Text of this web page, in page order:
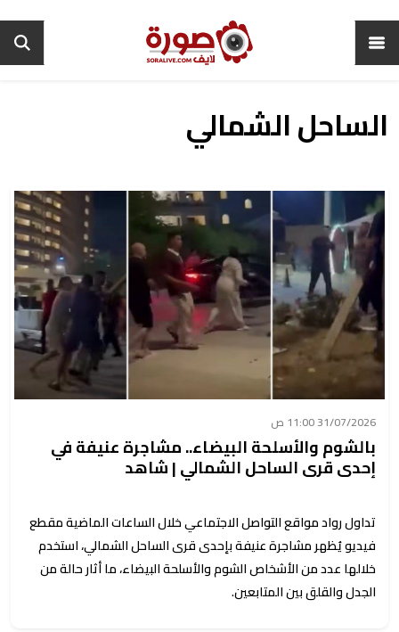
الساحل الشمالي
31/07/2026 11:00 ص
بالشوم والأسلحة البيضاء.. مشاجرة عنيفة في
إحدى قرى الساحل الشمالي | شاهد
تداول رواد مواقع التواصل الاجتماعي خلال الساعات الماضية مقطع
فيديو يُظهر مشاجرة عنيفة بإحدى قرى الساحل الشمالي، استخدم
خلالها عدد من الأشخاص الشوم والأسلحة البيضاء، ما أثار حالة من
الجدل والقلق بين المتابعين.